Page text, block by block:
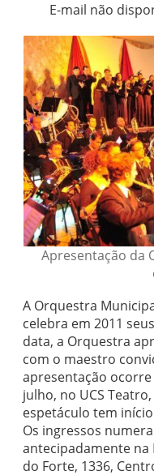
E-mail não
Apresentação da
A Orquestra
celebra em 2011
data, a Orquestra
com o maestro
apresentação
julho, no UCS
espetáculo tem
Os ingressos
antecipadamente na
do Forte, 1336,